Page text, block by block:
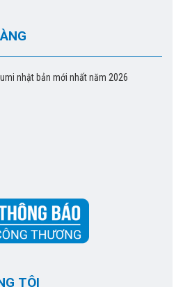
nhật bản mới nhất năm 2026
TÔI